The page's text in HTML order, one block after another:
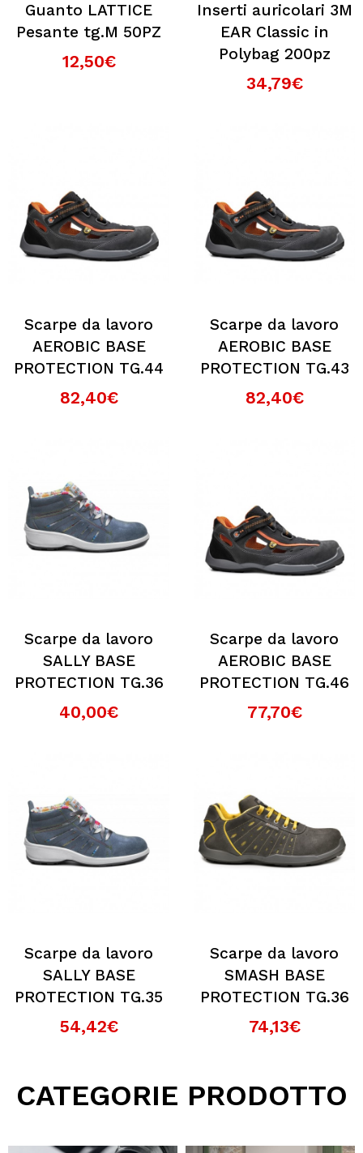
Guanto LATTICE
Pesante tg.M 50PZ
12,50€
Inserti auricolari 3M
EAR Classic in
Polybag 200pz
34,79€
Scarpe da lavoro
AEROBIC BASE
PROTECTION TG.44
82,40€
Scarpe da lavoro
AEROBIC BASE
PROTECTION TG.43
82,40€
Scarpe da lavoro
SALLY BASE
PROTECTION TG.36
40,00€
Scarpe da lavoro
AEROBIC BASE
PROTECTION TG.46
77,70€
Scarpe da lavoro
SALLY BASE
PROTECTION TG.35
54,42€
Scarpe da lavoro
SMASH BASE
PROTECTION TG.36
74,13€
CATEGORIE PRODOTTO